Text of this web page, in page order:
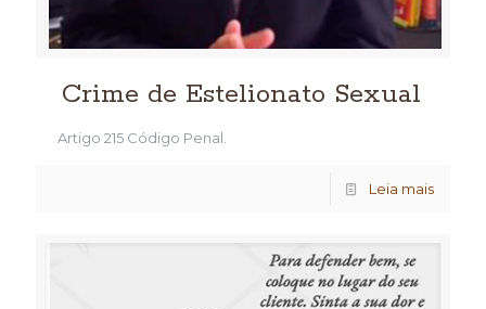
Crime de Estelionato Sexual
Artigo 215 Código Penal.
Leia mais